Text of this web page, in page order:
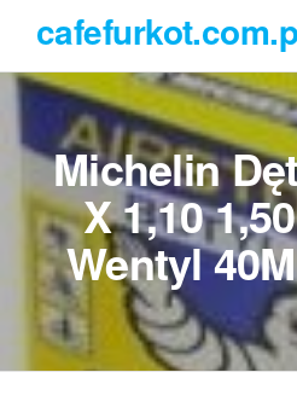
treści
Michelin
X 1,10
Wentyl